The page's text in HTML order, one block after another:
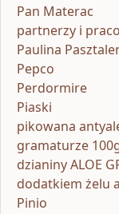
Pan Materac
partnerzy i
Paulina
Pepco
Perdormire
Piaski
pikowana
gramaturze
dzianiny ALOE
dodatkiem żelu
Pinio